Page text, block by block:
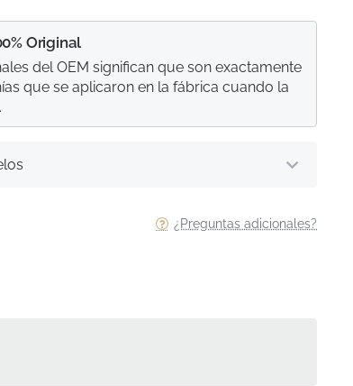
¿Preguntas adicionales?
Original
del OEM significan que son exactamente
que se aplicaron en la fábrica cuando la